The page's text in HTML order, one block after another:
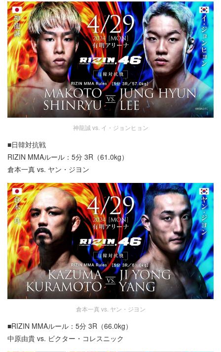
神龍誠 vs. イ・ジョンヒョン
■日韓対抗戦
RIZIN MMAルール：5分 3R（61.0kg）
倉本一真 vs. ヤン・ジヨン
倉本一真 vs. ヤン・ジヨン
■RIZIN MMAルール：5分 3R（66.0kg）
中原由貴 vs. ビクター・コレスニック